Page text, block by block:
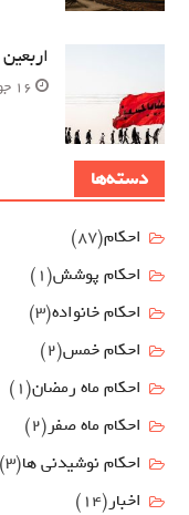
16 جولای 2026
دسته‌ها
احکام(87)
احکام پوشش(1)
احکام خانواده(3)
احکام خمس(2)
احکام ماه رمضان(1)
احکام ماه صفر (2)
احکام نوشیدنی ها(3)
اخبار (14)